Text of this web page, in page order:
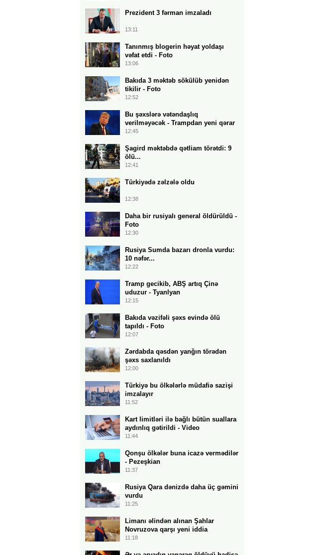
Prezident 3 fərman imzaladı
13:11
Tanınmış blogerin həyat yoldaşı
vəfat etdi - Foto
13:06
Bakıda 3 məktəb sökülüb yenidən
tikilir - Foto
12:52
Bu şəxslərə vətəndaşlıq
verilməyəcək - Trampdan yeni qərar
12:45
Şagird məktəbdə qətliam törətdi: 9
ölü...
12:41
Türkiyədə zəlzələ oldu
12:38
Daha bir rusiyalı general öldürüldü -
Foto
12:30
Rusiya Sumda bazarı dronla vurdu:
10 nəfər...
12:22
Tramp gecikib, ABŞ artıq Çinə
uduzur - Tyanlyan
12:15
Bakıda vəzifəli şəxs evində ölü
tapıldı - Foto
12:07
Zərdabda qəsdən yanğın törədən
şəxs saxlanıldı
12:00
Türkiyə bu ölkələrlə müdafiə sazişi
imzalayır
11:52
Kart limitləri ilə bağlı bütün suallara
aydınlıq gətirildi - Video
11:44
Qonşu ölkələr buna icazə vermədilər
- Pezeşkian
11:37
Rusiya Qara dənizdə daha üç gəmini
vurdu
11:25
Limanı əlindən alınan Şahlar
Novruzova qarşı yeni iddia
11:18